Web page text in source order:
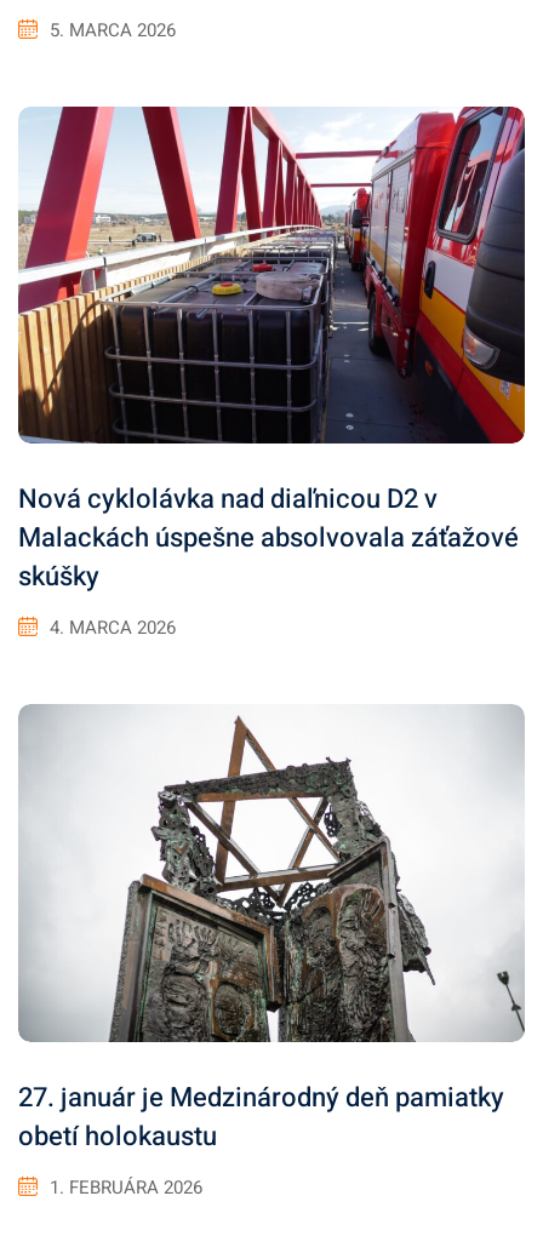
5. MARCA 2026
Nová cyklolávka nad diaľnicou D2 v
Malackách úspešne absolvovala záťažové
skúšky
4. MARCA 2026
27. január je Medzinárodný deň pamiatky
obetí holokaustu
1. FEBRUÁRA 2026